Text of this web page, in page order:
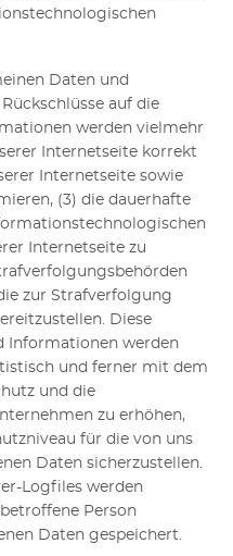
Daten und
Rückschlüsse auf die
werden vielmehr
Internetseite korrekt
Internetseite sowie
(3) die dauerhafte
Internetseite zu
zur Strafverfolgung
Diese
Informationen werden
und ferner mit dem
und die
zu erhöhen,
für die von uns
Daten sicherzustellen.
Logfiles werden
Person
Daten gespeichert.